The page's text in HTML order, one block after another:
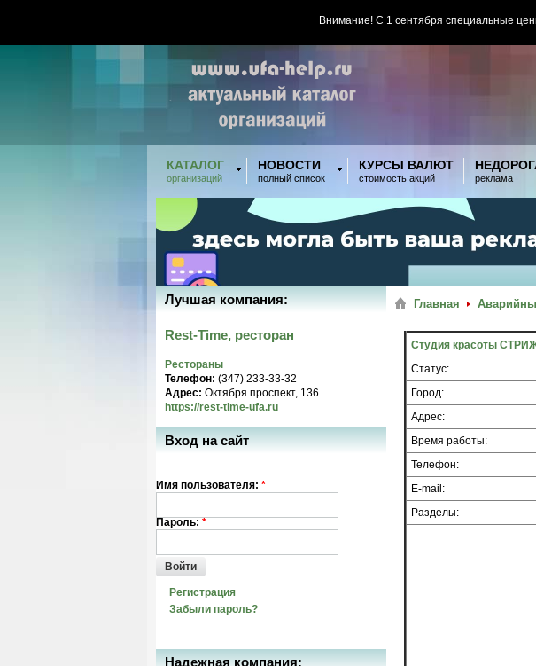
Внимание! С 1 сентября специальные
КАТАЛОГ
организаций
НОВОСТИ
полный список
КУРСЫ ВАЛЮТ
стоимость акций реклама
Главная
Студия красоты
Статус:
Город:
Адрес:
Время работы:
Телефон:
E-mail:
Разделы:
Лучшая компания:
Rest-Time, ресторан
Рестораны
Телефон: (347) 233-33-32
Адрес: Октября проспект, 136
https://rest-time-ufa.ru
Вход на сайт
Имя пользователя: *
Пароль: *
Войти
Регистрация
Забыли пароль?
Надежная компания: